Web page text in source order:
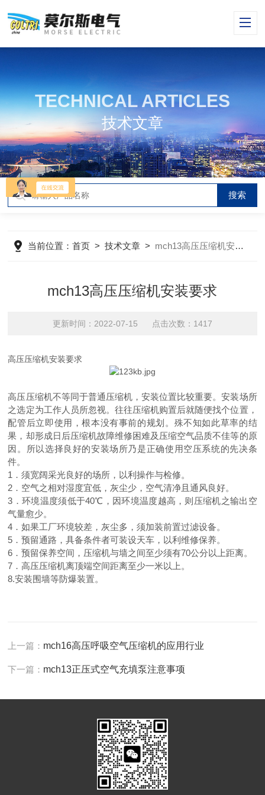
TECHNICAL ARTICLES
技术文章
当前位置：首页 >技术文章 > mch13高压压缩机安装要求
mch13高压压缩机安装要求
更新时间：2022-07-15 点击次数：1417
高压压缩机安装要求
高压压缩机不等同于普通压缩机，安装位置比较重要。安装场所
之选定为工作人员所忽视。往往压缩机购置后就随便找个位置，
配管后立即使用，根本没有事前的规划。殊不知如此草率的结
果，却形成日后压缩机故障维修困难及压缩空气品质不佳等的原
因。所以选择良好的安装场所乃是正确使用空压系统的先决条
件。
1．须宽阔采光良好的场所，以利操作与检修。
2．空气之相对湿度宜低，灰尘少，空气清净且通风良好。
3．环境温度须低于40℃，因环境温度越高，则压缩机之输出空
气量愈少。
4．如果工厂环境较差，灰尘多，须加装前置过滤设备。
5．预留通路，具备条件者可装设天车，以利维修保养。
6．预留保养空间，压缩机与墙之间至少须有70公分以上距离。
7．高压压缩机离顶端空间距离至少一米以上。
8.安装围墙等防爆装置。
上一篇： mch16高压呼吸空气压缩机的应用行业
下一篇： mch13正压式空气充填泵注意事项